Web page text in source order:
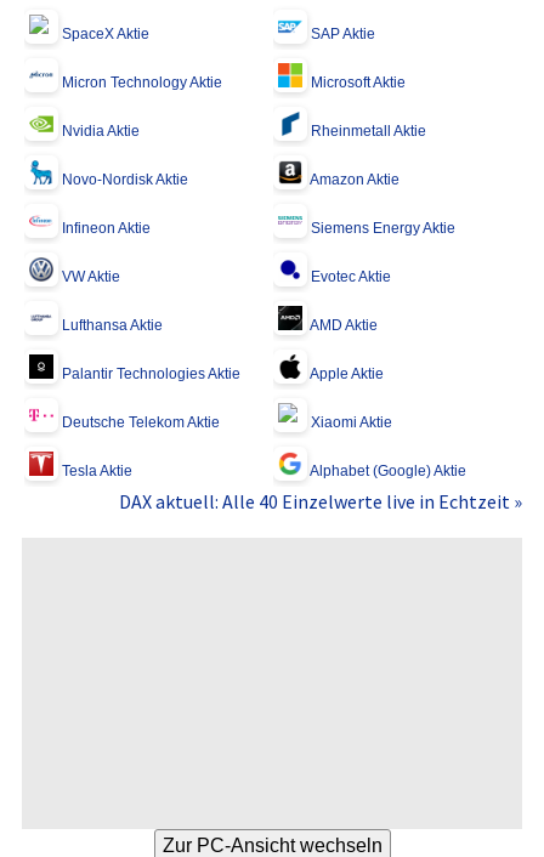
SpaceX Aktie SAP Aktie
Micron Technology Aktie Microsoft Aktie
Nvidia Aktie Rheinmetall Aktie
Novo-Nordisk Aktie Amazon Aktie
Infineon Aktie Siemens Energy Aktie
VW Aktie Evotec Aktie
Lufthansa Aktie AMD Aktie
Palantir Technologies Aktie Apple Aktie
Deutsche Telekom Aktie Xiaomi Aktie
Tesla Aktie Alphabet (Google) Aktie
DAX aktuell: Alle 40 Einzelwerte live in Echtzeit »